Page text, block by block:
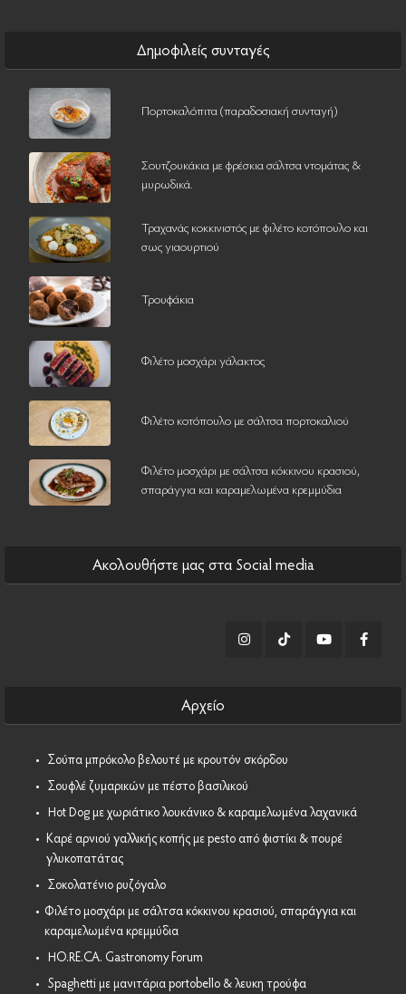
Δημοφιλείς συνταγές
Πορτοκαλόπιτα (παραδοσιακή συνταγή)
Σουτζουκάκια με φρέσκια σάλτσα ντομάτας &
μυρωδικά.
Τραχανάς κοκκινιστός με φιλέτο κοτόπουλο και
σως γιαουρτιού
Τρουφάκια
Φιλέτο μοσχάρι γάλακτος
Φιλέτο κοτόπουλο με σάλτσα πορτοκαλιού
Φιλέτο μοσχάρι με σάλτσα κόκκινου κρασιού,
σπαράγγια και καραμελωμένα κρεμμύδια
Ακολουθήστε μας στα Social media
Αρχείο
• Σούπα μπρόκολο βελουτέ με κρουτόν σκόρδου
• Σουφλέ ζυμαρικών με πέστο βασιλικού
• Hot Dog με χωριάτικο λουκάνικο & καραμελωμένα λαχανικά
• Καρέ αρνιού γαλλικής κοπής με pesto από φιστίκι & πουρέ
γλυκοπατάτας
• Σοκολατένιο ρυζόγαλο
• Φιλέτο μοσχάρι με σάλτσα κόκκινου κρασιού, σπαράγγια και
καραμελωμένα κρεμμύδια
• HO.RE.CA. Gastronomy Forum
• Spaghetti με μανιτάρια portobello & λευκη τρούφα